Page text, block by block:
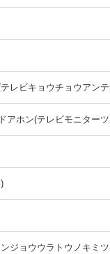
レビキョウチョウアン
アホン(テレビモニター
ジョウウラトウノキミ